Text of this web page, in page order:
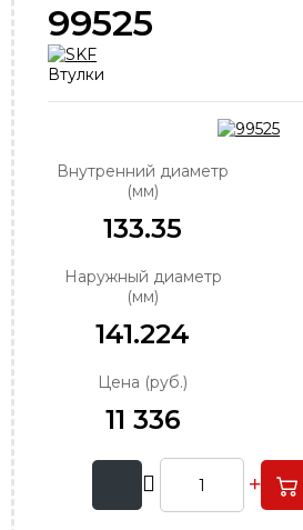
+7 (831) 215-14-27
order@podshipnik-nn.ru
99525
Втулки
Внутренний диаметр
(мм)
133.35
Наружный диаметр
(мм)
141.224
Цена (руб.)
11 336